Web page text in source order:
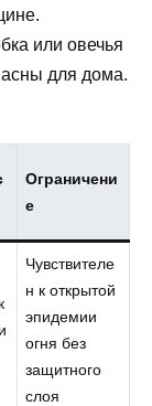
или овечья
для дома.
Ограничени
е
Чувствителе
н к открытой
эпидемии
огня без
защитного
слоя